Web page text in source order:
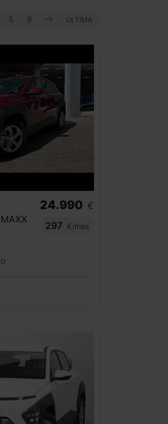
5 6 SIGUIENTE
ÚLTIMA
24.990 €
297
€/mes